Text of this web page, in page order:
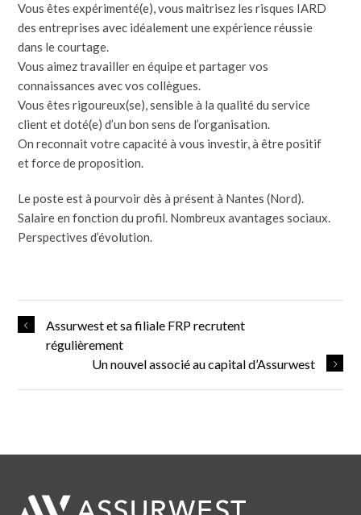
Vous êtes expérimenté(e), vous maitrisez les risques IARD
des entreprises avec idéalement une expérience réussie
dans le courtage.
Vous aimez travailler en équipe et partager vos
connaissances avec vos collègues.
Vous êtes rigoureux(se), sensible à la qualité du service
client et doté(e) d’un bon sens de l’organisation.
On reconnait votre capacité à vous investir, à être positif
et force de proposition.
Le poste est à pourvoir dès à présent à Nantes (Nord).
Salaire en fonction du profil. Nombreux avantages sociaux.
Perspectives d’évolution.
Assurwest et sa filiale FRP recrutent
régulièrement
Un nouvel associé au capital d’Assurwest